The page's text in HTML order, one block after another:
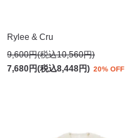
Rylee & Cru
9,600円(税込10,560円)
7,680円(税込8,448円) 20% OFF